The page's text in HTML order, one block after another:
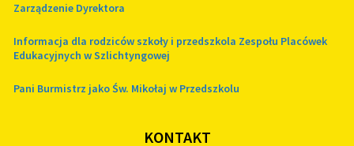
Zarządzenie Dyrektora
Informacja dla rodziców szkoły i przedszkola Zespołu Placówek
Edukacyjnych w Szlichtyngowej
Pani Burmistrz jako Św. Mikołaj w Przedszkolu
KONTAKT